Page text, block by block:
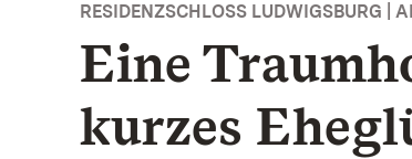
RESIDENZSCHLOSS LUDWIGSBURG |
Eine
kurzes